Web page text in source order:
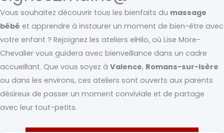
Vous souhaitez découvrir tous les bienfaits du massage
bébé et apprendre à instaurer un moment de bien-être avec
votre enfant ? Rejoignez les ateliers elHilo, où Lise More-
Chevalier vous guidera avec bienveillance dans un cadre
accueillant. Que vous soyez à Valence, Romans-sur-Isère
ou dans les environs, ces ateliers sont ouverts aux parents
désireux de passer un moment conviviale et de partage
avec leur tout-petits.